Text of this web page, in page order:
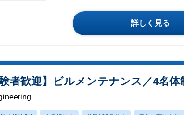
詳しく見る
験者歓迎】ビルメンテナンス／4名